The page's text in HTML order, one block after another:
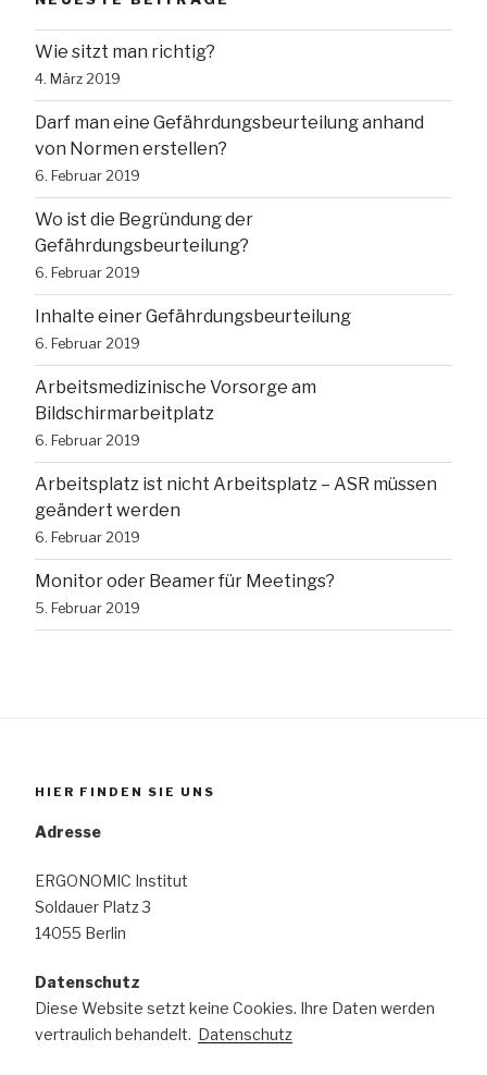
Wie sitzt man richtig?
4. März 2019
Darf man eine Gefährdungsbeurteilung anhand
von Normen erstellen?
6. Februar 2019
Wo ist die Begründung der
Gefährdungsbeurteilung?
6. Februar 2019
Inhalte einer Gefährdungsbeurteilung
6. Februar 2019
Arbeitsmedizinische Vorsorge am
Bildschirmarbeitplatz
6. Februar 2019
Arbeitsplatz ist nicht Arbeitsplatz – ASR müssen
geändert werden
6. Februar 2019
Monitor oder Beamer für Meetings?
5. Februar 2019
HIER FINDEN SIE UNS
Adresse
ERGONOMIC Institut
Soldauer Platz 3
14055 Berlin
Datenschutz
Diese Website setzt keine Cookies. Ihre Daten werden
vertraulich behandelt. Datenschutz